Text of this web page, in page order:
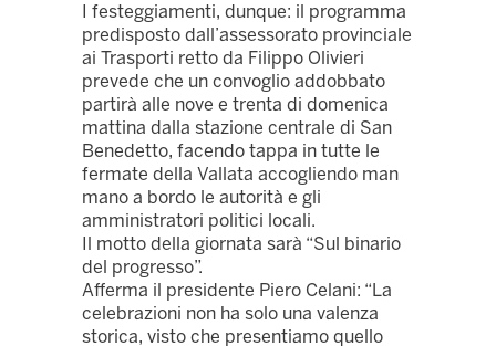
I festeggiamenti, dunque: il programma
predisposto dall’assessorato provinciale
ai Trasporti retto da Filippo Olivieri
prevede che un convoglio addobbato
partirà alle nove e trenta di domenica
mattina dalla stazione centrale di San
Benedetto, facendo tappa in tutte le
fermate della Vallata accogliendo man
mano a bordo le autorità e gli
amministratori politici locali.
Il motto della giornata sarà “Sul binario
del progresso”.
Afferma il presidente Piero Celani: “La
celebrazioni non ha solo una valenza
storica, visto che presentiamo quello